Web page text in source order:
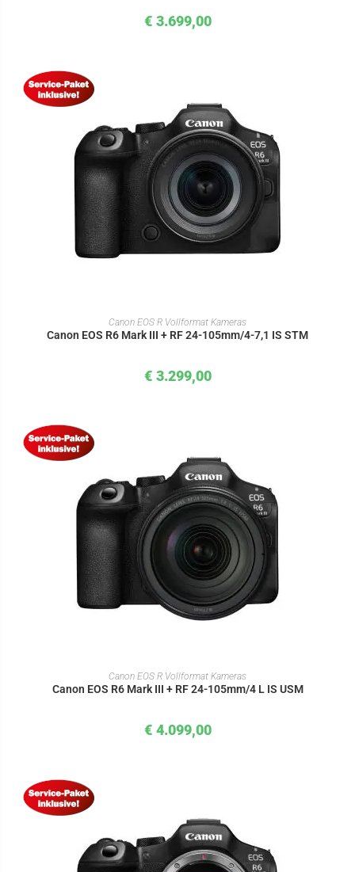
€ 3.699,00
IN DEN WARENKORB
Canon EOS R Vollformat Kameras
Canon EOS R6 Mark III + RF 24-105mm/4-7,1 IS STM
€ 3.299,00
IN DEN WARENKORB
Canon EOS R Vollformat Kameras
Canon EOS R6 Mark III + RF 24-105mm/4 L IS USM
€ 4.099,00